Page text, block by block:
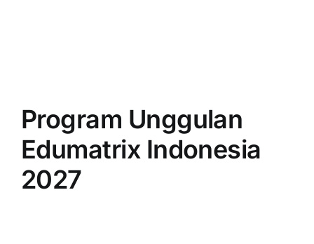
Program Unggulan
Edumatrix Indonesia
2027